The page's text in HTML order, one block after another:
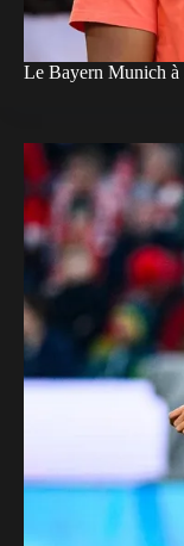
Le Bayern Munich à